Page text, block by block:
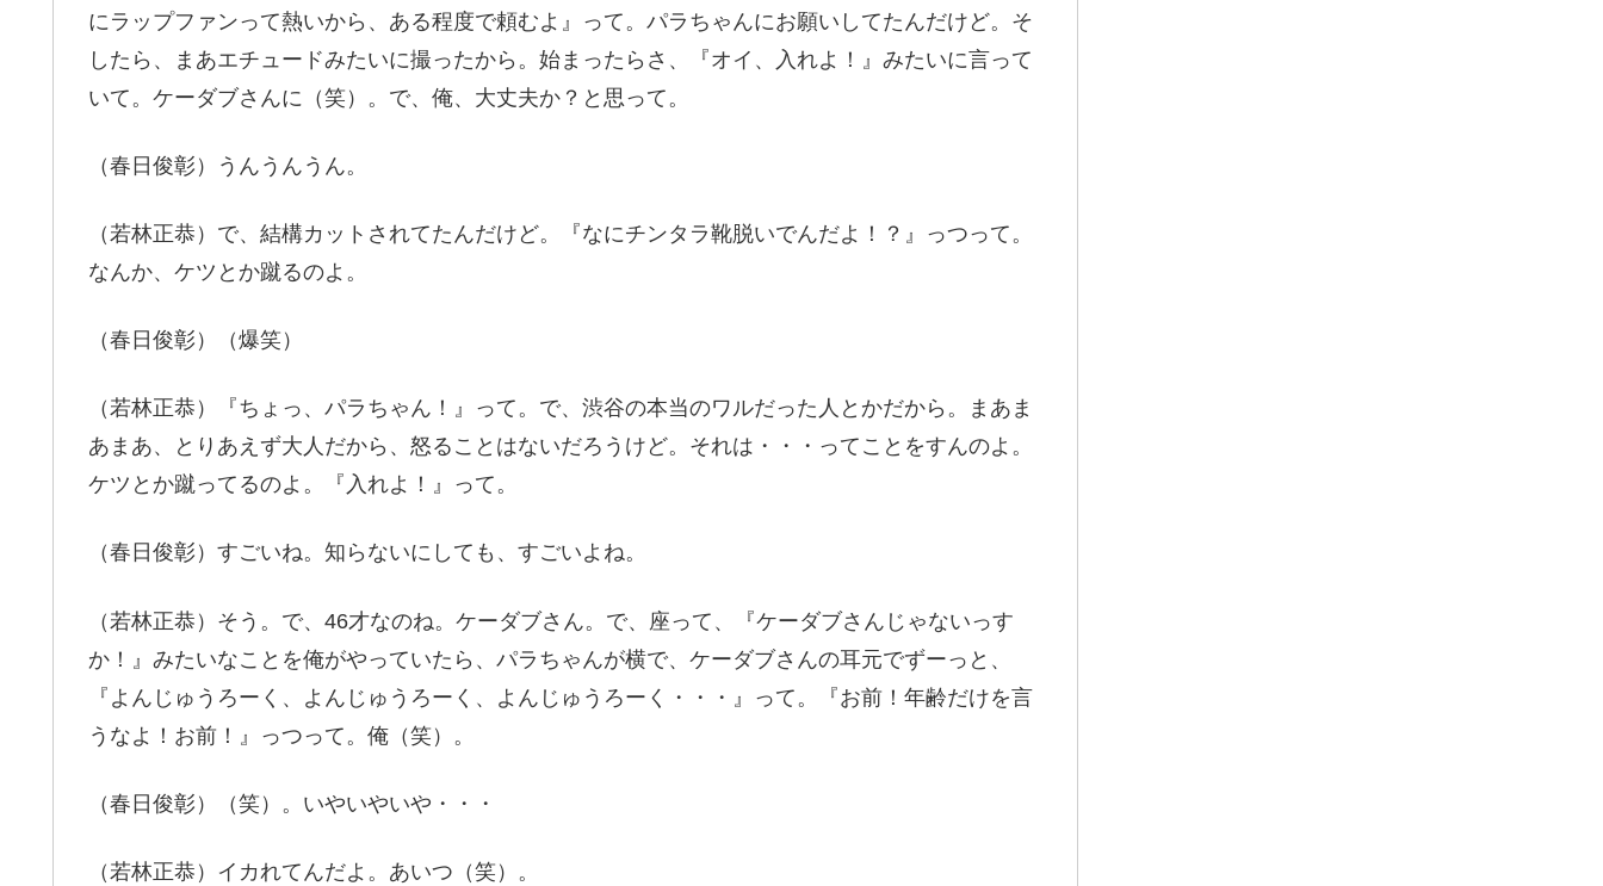
にラップファンって熱いから、ある程度で頼むよ』って。パラちゃんにお願いしてたんだけど。そ
したら、まあエチュードみたいに撮ったから。始まったらさ、『オイ、入れよ！』みたいに言って
いて。ケーダブさんに（笑）。で、俺、大丈夫か？と思って。
（春日俊彰）うんうんうん。
（若林正恭）で、結構カットされてたんだけど。『なにチンタラ靴脱いでんだよ！？』っつって。
なんか、ケツとか蹴るのよ。
（春日俊彰）（爆笑）
（若林正恭）『ちょっ、パラちゃん！』って。で、渋谷の本当のワルだった人とかだから。まあま
あまあ、とりあえず大人だから、怒ることはないだろうけど。それは・・・ってことをすんのよ。
ケツとか蹴ってるのよ。『入れよ！』って。
（春日俊彰）すごいね。知らないにしても、すごいよね。
（若林正恭）そう。で、46才なのね。ケーダブさん。で、座って、『ケーダブさんじゃないっす
か！』みたいなことを俺がやっていたら、パラちゃんが横で、ケーダブさんの耳元でずーっと、
『よんじゅうろーく、よんじゅうろーく、よんじゅうろーく・・・』って。『お前！年齢だけを言
うなよ！お前！』っつって。俺（笑）。
（春日俊彰）（笑）。いやいやいや・・・
（若林正恭）イカれてんだよ。あいつ（笑）。